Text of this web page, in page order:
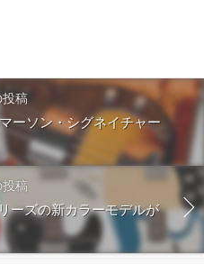
稿
ーソン・シグネイチャー
投稿
ーズの新カラーモデルが